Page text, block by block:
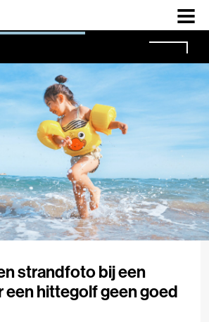
strandfoto bij een
een hittegolf geen goed